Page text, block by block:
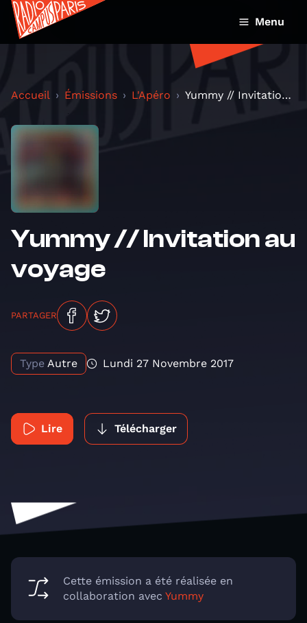
Menu
Accueil Émissions L'Apéro Yummy // Invitation au voyage
Yummy // Invitation au
voyage
PARTAGER
Type Autre Lundi 27 Novembre 2017
Lire Télécharger
Cette émission a été réalisée en
collaboration avec Yummy